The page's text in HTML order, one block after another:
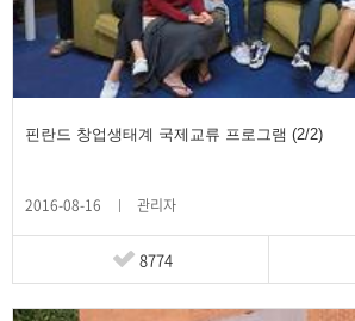
핀란드 창업생태계 국제교류 프로그램 (2/2)
2016-08-16 관리자
8774